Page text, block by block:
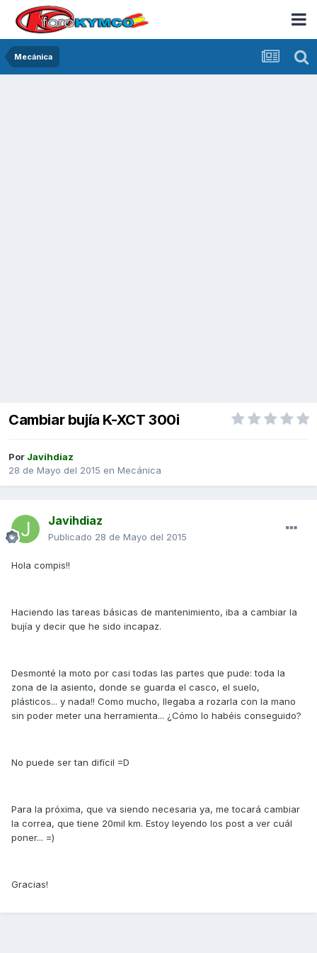
Mecánica
Cambiar bujía K-XCT 300i
Por Javihdiaz
28 de Mayo del 2015 en Mecánica
Javihdiaz
Publicado 28 de Mayo del 2015
Hola compis!!
Haciendo las tareas básicas de mantenimiento, iba a cambiar la
bujía y decir que he sido incapaz.
Desmonté la moto por casi todas las partes que pude: toda la
zona de la asiento, donde se guarda el casco, el suelo,
plásticos... y nada!! Como mucho, llegaba a rozarla con la mano
sin poder meter una herramienta... ¿Cómo lo habéis conseguido?
No puede ser tan difícil =D
Para la próxima, que va siendo necesaria ya, me tocará cambiar
la correa, que tiene 20mil km. Estoy leyendo los post a ver cuál
poner... =)
Gracias!